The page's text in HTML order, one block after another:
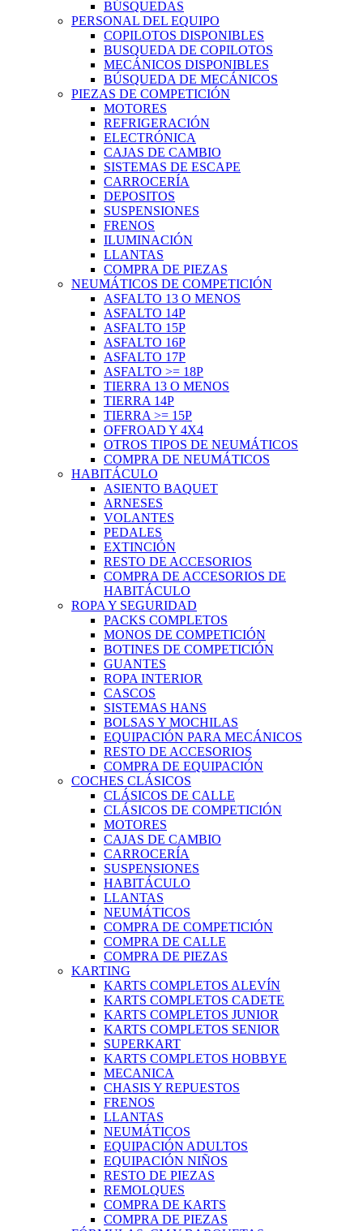
BÚSQUEDAS
PERSONAL DEL EQUIPO
COPILOTOS DISPONIBLES
BUSQUEDA DE COPILOTOS
MECÁNICOS DISPONIBLES
BÚSQUEDA DE MECÁNICOS
PIEZAS DE COMPETICIÓN
MOTORES
REFRIGERACIÓN
ELECTRÓNICA
CAJAS DE CAMBIO
SISTEMAS DE ESCAPE
CARROCERÍA
DEPOSITOS
SUSPENSIONES
FRENOS
ILUMINACIÓN
LLANTAS
COMPRA DE PIEZAS
NEUMÁTICOS DE COMPETICIÓN
ASFALTO 13 O MENOS
ASFALTO 14P
ASFALTO 15P
ASFALTO 16P
ASFALTO 17P
ASFALTO >= 18P
TIERRA 13 O MENOS
TIERRA 14P
TIERRA >= 15P
OFFROAD Y 4X4
OTROS TIPOS DE NEUMÁTICOS
COMPRA DE NEUMÁTICOS
HABITÁCULO
ASIENTO BAQUET
ARNESES
VOLANTES
PEDALES
EXTINCIÓN
RESTO DE ACCESORIOS
COMPRA DE ACCESORIOS DE
HABITÁCULO
ROPA Y SEGURIDAD
PACKS COMPLETOS
MONOS DE COMPETICIÓN
BOTINES DE COMPETICIÓN
GUANTES
ROPA INTERIOR
CASCOS
SISTEMAS HANS
BOLSAS Y MOCHILAS
EQUIPACIÓN PARA MECÁNICOS
RESTO DE ACCESORIOS
COMPRA DE EQUIPACIÓN
COCHES CLÁSICOS
CLÁSICOS DE CALLE
CLÁSICOS DE COMPETICIÓN
MOTORES
CAJAS DE CAMBIO
CARROCERÍA
SUSPENSIONES
HABITÁCULO
LLANTAS
NEUMÁTICOS
COMPRA DE COMPETICIÓN
COMPRA DE CALLE
COMPRA DE PIEZAS
KARTING
KARTS COMPLETOS ALEVÍN
KARTS COMPLETOS CADETE
KARTS COMPLETOS JUNIOR
KARTS COMPLETOS SENIOR
SUPERKART
KARTS COMPLETOS HOBBYE
MECANICA
CHASIS Y REPUESTOS
FRENOS
LLANTAS
NEUMÁTICOS
EQUIPACIÓN ADULTOS
EQUIPACIÓN NIÑOS
RESTO DE PIEZAS
REMOLQUES
COMPRA DE KARTS
COMPRA DE PIEZAS